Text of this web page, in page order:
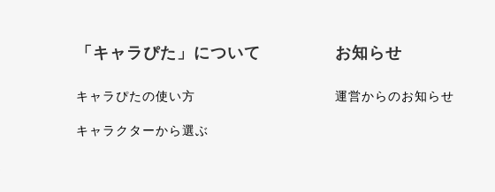
「キャラぴた」について
キャラぴたの使い方
キャラクターから選ぶ
お知らせ
運営からのお知らせ